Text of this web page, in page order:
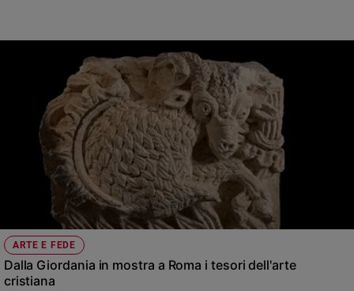
ARTE E FEDE
Dalla Giordania in mostra a Roma i tesori dell'arte
cristiana